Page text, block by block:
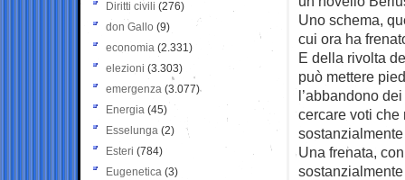
Uno schema,
cui ora ha
E della rivolta
può mettere
l’abbandono
cercare voti che
sostanzialmente
Una frenata,
Diritti civili (276)
don Gallo (9)
economia (2.331)
elezioni (3.303)
emergenza (3.077)
Energia (45)
Esselunga (2)
Esteri (784)
Eugenetica (3)